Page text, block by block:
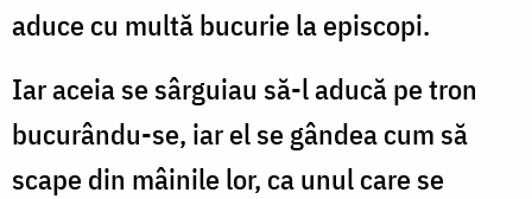
aduce cu multă bucurie la episcopi.
Iar aceia se sârguiau să-l aducă pe tron
bucurându-se, iar el se gândea cum să
scape din mâinile lor, ca unul care se